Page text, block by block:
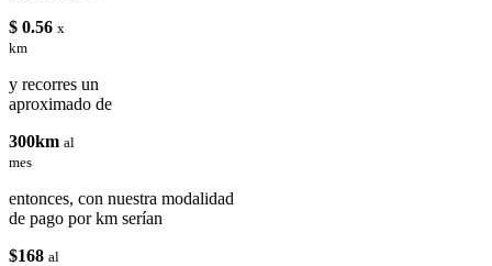
$ 0.56 x
km
y recorres un
aproximado de
300km al
mes
entonces, con nuestra modalidad
de pago por km serían
$168 al